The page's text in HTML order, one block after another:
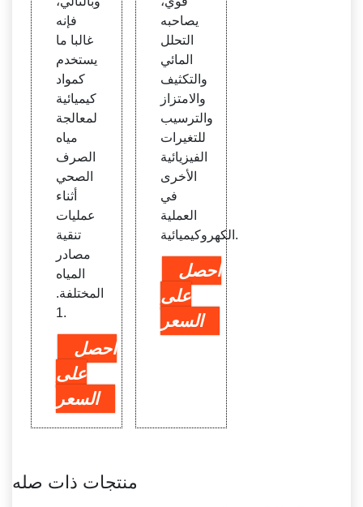
فإنه
غالبا ما
يستخدم
كمواد
كيميائية
لمعالجة
مياه
الصرف
الصحي
أثناء
عمليات
تنقية
مصادر
المياه
المختلفة.
1.
احصل
على
السعر
يصاحبه
التحلل
المائي
والتكثيف
والامتزاز
والترسيب
للتغيرات
الفيزيائية
الأخرى
في
العملية
الكهروكيميائية.
احصل
على
السعر
منتجات ذات صله